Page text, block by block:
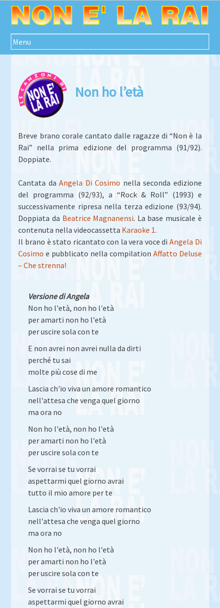
Passa
Menu
Non ho l’età
Breve brano corale cantato dalle ragazze di “Non è la
Rai” nella prima edizione del programma (91/92).
Doppiate.
Cantata daAngela Di Cosimo nella seconda edizione
del programma (92/93), a “Rock & Roll” (1993) e
successivamente ripresa nella terza edizione (93/94).
Doppiata da Beatrice Magnanensi. La base musicale è
contenuta nella videocassetta Karaoke 1.
Il brano è stato ricantato con la vera voce diAngela Di
Cosimo e pubblicato nella compilation Affatto Deluse
– Che strenna!
Versione di Angela
Non ho l'età, non ho l'età
per amarti non ho l'età
per uscire sola con te
E non avrei non avrei nulla da dirti
perché tu sai
molte più cose di me
Lascia ch'io viva un amore romantico
nell'attesa che venga quel giorno
ma ora no
Non ho l'età, non ho l'età
per amarti non ho l'età
per uscire sola con te
Se vorrai se tu vorrai
aspettarmi quel giorno avrai
tutto il mio amore per te
Lascia ch'io viva un amore romantico
nell'attesa che venga quel giorno
ma ora no
Non ho l'età, non ho l'età
per amarti non ho l'età
per uscire sola con te
Se vorrai se tu vorrai
aspettarmi quel giorno avrai